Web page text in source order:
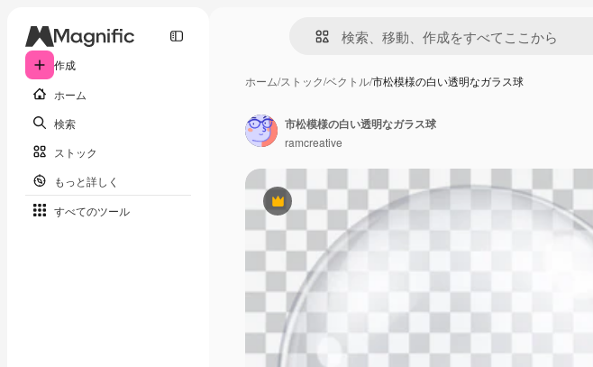
作成
ホーム
検索
ストック
もっと詳しく
すべてのツール
ホーム/ストック/ベクトル/市松模様の白い透明なガラス球
Premium
市松模様の白い透明なガラス球
ramcreative